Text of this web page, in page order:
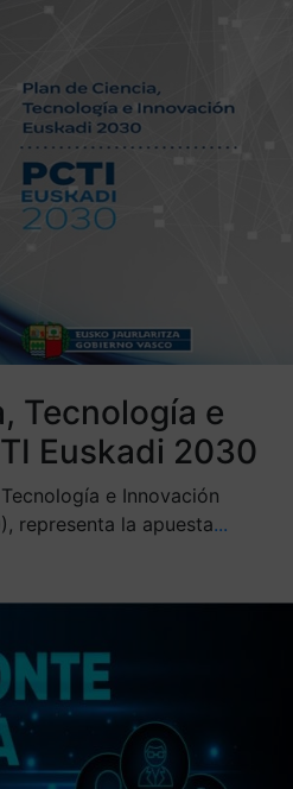
Tecnología e
Euskadi 2030
e Innovación
representa la apuesta...